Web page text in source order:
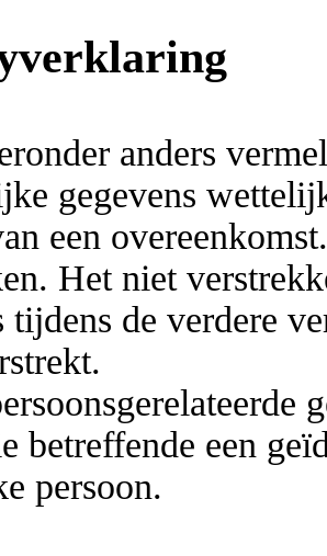
anders
gegevens
een
Het niet
tijdens de verdere
betreffende een
persoon.